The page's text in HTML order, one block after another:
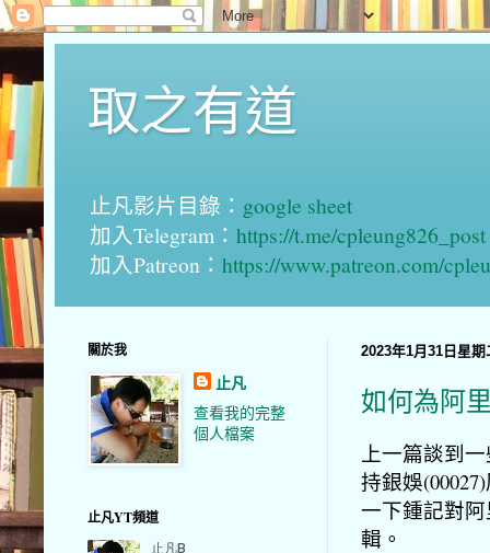
取之有道
止凡影片目錄： google sheet
加入Telegram： https://t.me/cpleung826_post
加入Patreon： https://www.patreon.com/
2023年1月31日星期
如何為阿
上一篇談到
持銀娛
一下鍾記對阿
輯。
關於我
止凡
查看我的完整
個人檔案
止凡YT頻道